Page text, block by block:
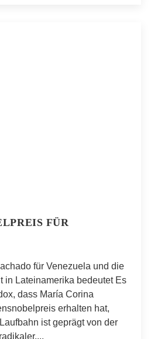
FÜR
für Venezuela und die
in Lateinamerika bedeutet Es
dass María Corina
erhalten hat,
ist geprägt von der